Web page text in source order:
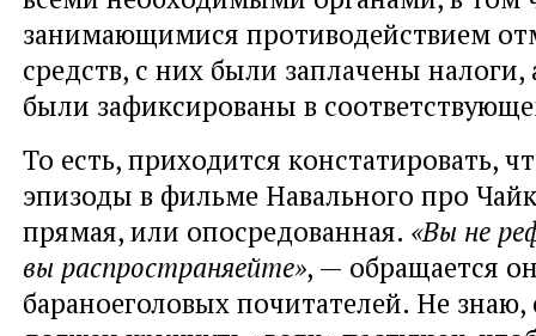
занимающимися противодействием
средств, с них были заплачены налоги,
были зафиксированы в
То есть, приходится констатировать,
эпизоды в фильме Навального про
прямая, или опосредованная. «Вы не
вы распространяейте», — обращается
бараноеголовых почитателей. Не знаю,